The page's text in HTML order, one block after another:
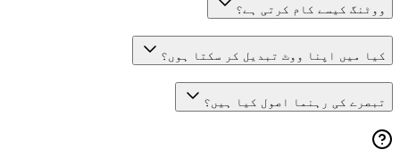
ووٹنگ کیسے کام کرتی ہے؟
کیا میں اپنا ووٹ تبدیل کر سکتا ہوں؟
تبصرے کی رہنما اصول کیا ہیں؟